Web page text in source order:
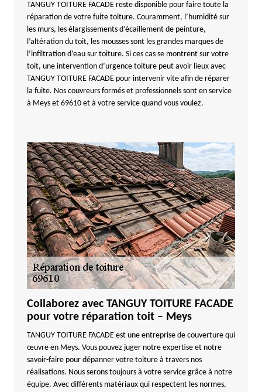
TANGUY TOITURE FACADE reste disponible pour faire toute la
réparation de votre fuite toiture. Couramment, l’humidité sur
les murs, les élargissements d’écaillement de peinture,
l’altération du toit, les mousses sont les grandes marques de
l’infiltration d’eau sur toiture. Si ces cas se montrent sur votre
toit, une intervention d’urgence toiture peut avoir lieux avec
TANGUY TOITURE FACADE pour intervenir vite afin de réparer
la fuite. Nos couvreurs formés et professionnels sont en service
à Meys et 69610 et à votre service quand vous voulez.
Collaborez avec TANGUY TOITURE FACADE
pour votre réparation toit – Meys
TANGUY TOITURE FACADE est une entreprise de couverture qui
œuvre en Meys. Vous pouvez juger notre expertise et notre
savoir-faire pour dépanner votre toiture à travers nos
réalisations. Nous serons toujours à votre service grâce à notre
équipe. Avec différents matériaux qui respectent les normes,